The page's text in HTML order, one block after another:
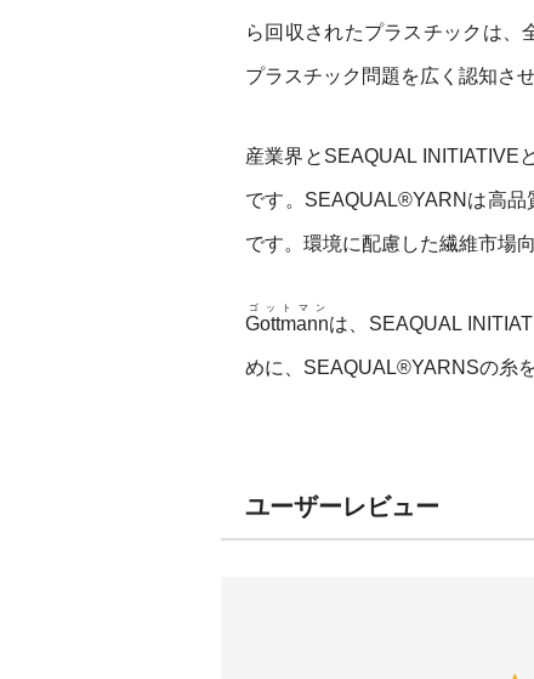
ら回収されたプラスチックは、
プラスチック問題を広く認知さ
産業界とSEAQUAL INITIATIVE
です。SEAQUAL®YARNは高
です。環境に配慮した繊維市場
Gottmann
ゴットマン
は、SEAQUAL
めに、SEAQUAL®YARNSの糸
ユーザーレビュー